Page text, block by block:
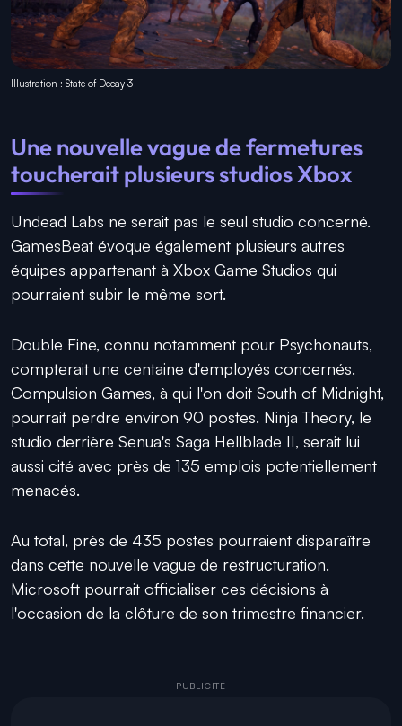
Illustration : State of Decay 3
Une nouvelle vague de fermetures
toucherait plusieurs studios Xbox
Undead Labs ne serait pas le seul studio concerné.
GamesBeat évoque également plusieurs autres
équipes appartenant à Xbox Game Studios qui
pourraient subir le même sort.
Double Fine, connu notamment pour Psychonauts,
compterait une centaine d'employés concernés.
Compulsion Games, à qui l'on doit South of Midnight,
pourrait perdre environ 90 postes. Ninja Theory, le
studio derrière Senua's Saga Hellblade II, serait lui
aussi cité avec près de 135 emplois potentiellement
menacés.
Au total, près de 435 postes pourraient disparaître
dans cette nouvelle vague de restructuration.
Microsoft pourrait officialiser ces décisions à
l'occasion de la clôture de son trimestre financier.